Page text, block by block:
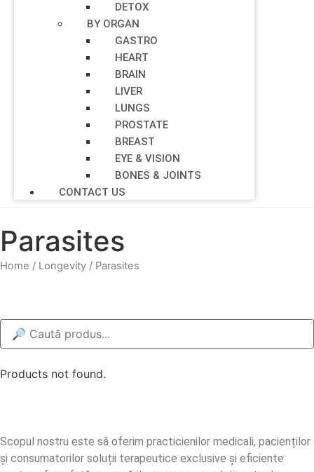
DETOX
BY ORGAN
GASTRO
HEART
BRAIN
LIVER
LUNGS
PROSTATE
BREAST
EYE & VISION
BONES & JOINTS
CONTACT US
Parasites
Home / Longevity / Parasites
Products not found.
Scopul nostru este să oferim practicienilor medicali, pacienților
și consumatorilor soluții terapeutice exclusive și eficiente